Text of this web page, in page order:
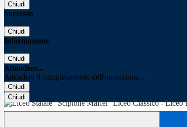
Chiudi
Successo
Chiudi
Informazione
Chiudi
Attendere...
Attendere il completamento dell'operazione...
Chiudi
Chiudi